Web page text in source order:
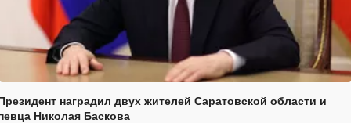
наградил двух жителей Саратовской области и
Николая Баскова